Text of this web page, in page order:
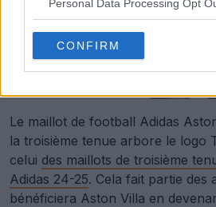
Personal Data Processing Opt
CONFIRM
Le maillot de football Adidas
la troisième tenue arbore le logo
celui des maillots de troisième
Adidas 24-25. Cela fait partie des
bénéficiera Aston Villa en